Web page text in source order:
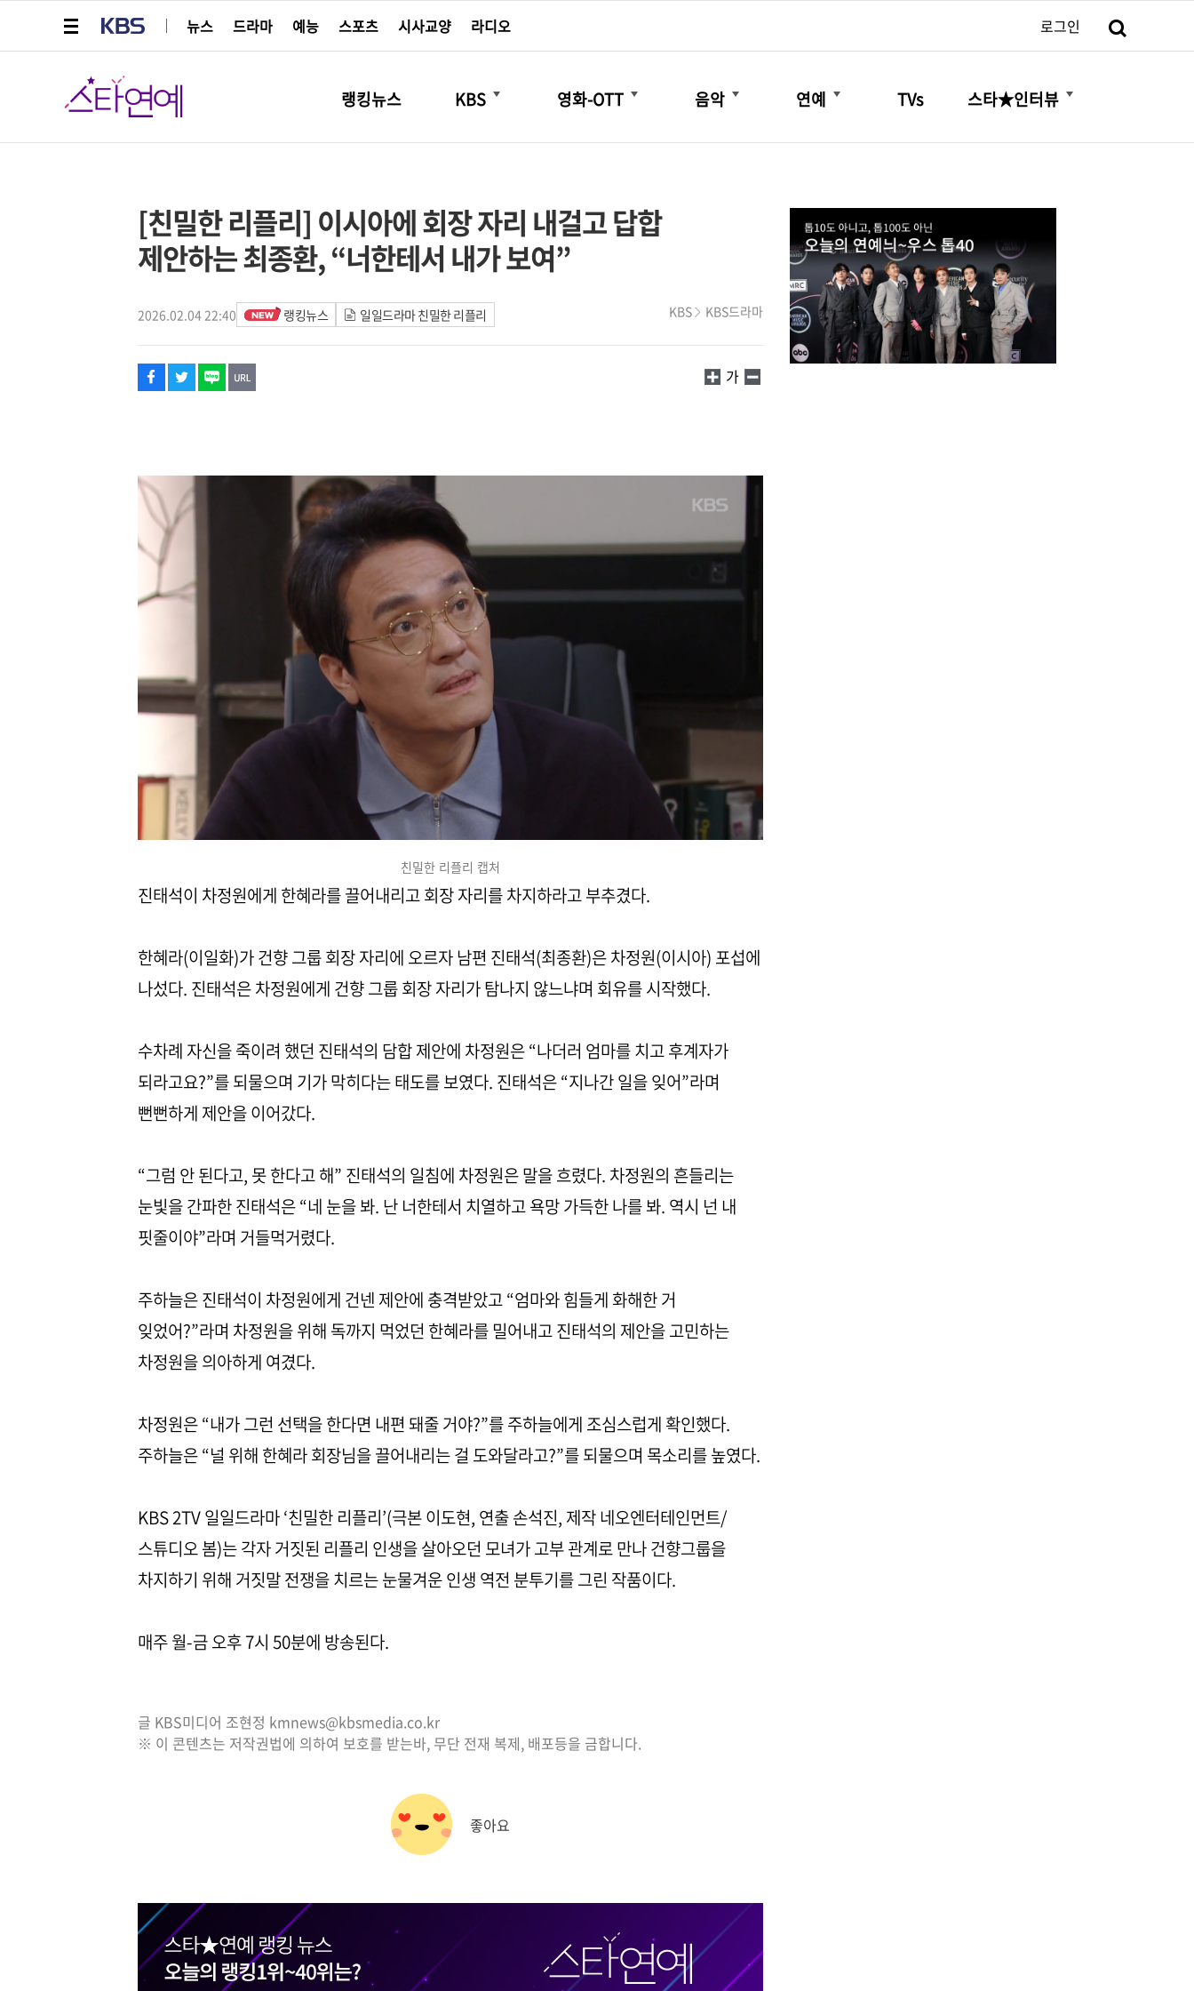
뉴스
드라마 예능 스포츠 시사교양 라디오 로그인
스타연예
랭킹뉴스 KBS
더보기
영화-OTT
더보기
음악
더보기
연예
더보기
TVs 스타★인터뷰
더보기
[친밀한 리플리] 이시아에 회장 자리 내걸고 답합
제안하는 최종환, “너한테서 내가 보여”
2026.02.04 22:40 랭킹뉴스 일일드라마 친밀한 리플리 KBS KBS드라마
페이스북
트위터
네이버
URL복사
글씨 작게보기
가
글씨 크게보기
친밀한 리플리 캡처
진태석이 차정원에게 한혜라를 끌어내리고 회장 자리를 차지하라고 부추겼다.
한혜라(이일화)가 건향 그룹 회장 자리에 오르자 남편 진태석(최종환)은 차정원(이시아) 포섭에
나섰다. 진태석은 차정원에게 건향 그룹 회장 자리가 탐나지 않느냐며 회유를 시작했다.
수차례 자신을 죽이려 했던 진태석의 담합 제안에 차정원은 “나더러 엄마를 치고 후계자가
되라고요?”를 되물으며 기가 막히다는 태도를 보였다. 진태석은 “지나간 일을 잊어”라며
뻔뻔하게 제안을 이어갔다.
“그럼 안 된다고, 못 한다고 해” 진태석의 일침에 차정원은 말을 흐렸다. 차정원의 흔들리는
눈빛을 간파한 진태석은 “네 눈을 봐. 난 너한테서 치열하고 욕망 가득한 나를 봐. 역시 넌 내
핏줄이야”라며 거들먹거렸다.
주하늘은 진태석이 차정원에게 건넨 제안에 충격받았고 “엄마와 힘들게 화해한 거
잊었어?”라며 차정원을 위해 독까지 먹었던 한혜라를 밀어내고 진태석의 제안을 고민하는
차정원을 의아하게 여겼다.
차정원은 “내가 그런 선택을 한다면 내편 돼줄 거야?”를 주하늘에게 조심스럽게 확인했다.
주하늘은 “널 위해 한혜라 회장님을 끌어내리는 걸 도와달라고?”를 되물으며 목소리를 높였다.
KBS 2TV 일일드라마 ‘친밀한 리플리’(극본 이도현, 연출 손석진, 제작 네오엔터테인먼트/
스튜디오 봄)는 각자 거짓된 리플리 인생을 살아오던 모녀가 고부 관계로 만나 건향그룹을
차지하기 위해 거짓말 전쟁을 치르는 눈물겨운 인생 역전 분투기를 그린 작품이다.
매주 월-금 오후 7시 50분에 방송된다.
글 KBS미디어 조현정 kmnews@kbsmedia.co.kr
※ 이 콘텐츠는 저작권법에 의하여 보호를 받는바, 무단 전재 복제, 배포등을 금합니다.
좋아요